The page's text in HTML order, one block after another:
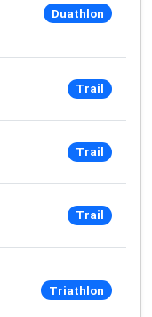
Duathlon
Trail
Trail
Trail
Triathlon